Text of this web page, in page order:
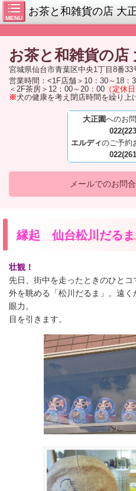
MENU
お茶と和雑貨の店 大
お茶と和雑貨の店
宮城県仙台市青葉区中央1丁目8番33
営業時間：<1F店舗＞10：30～18：
＜2F茶房＞12：00～20：00 （定休
※犬の健康を考え閉店時間を繰り上
大正園へのお
エルディのご予約
メールでのお問
縁起 仙台松川だるま
壮観！
先日、街中を走ったときのひとコ
外を眺める「松川だるま」。遠
眼力。
目を引きます。